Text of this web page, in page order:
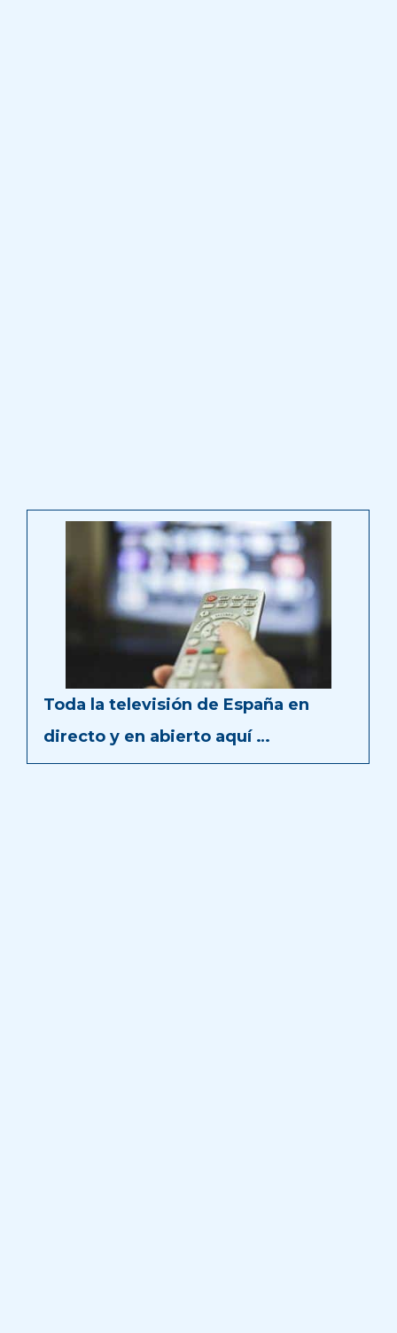
Toda la televisión de España en
directo y en abierto aquí …